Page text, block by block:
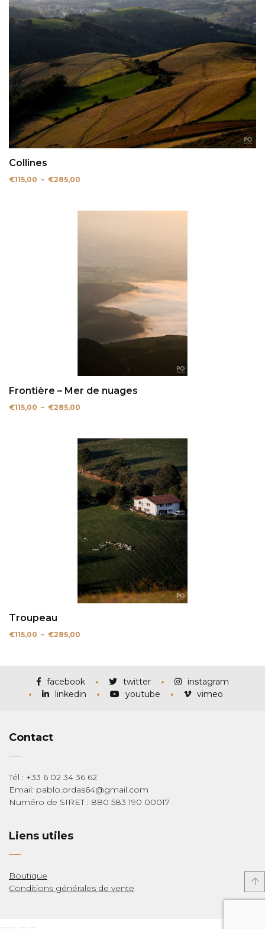
Collines
€115,00 – €285,00
Frontière – Mer de nuages
€115,00 – €285,00
à
€285,00
Troupeau
€115,00 – €285,00
€285,00
facebook twitter
instagram
linkedin
youtube vimeo
Contact
Tél : +33 6 02 34 36 62
Email: pablo.ordas64@gmail.com
Numéro de SIRET : 880 583 190 00017
Liens utiles
Boutique
Conditions générales de vente